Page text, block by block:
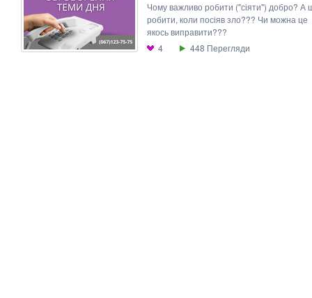
Чому важливо робити ("сіяти") добро? А
робити, коли посіяв зло??? Чи можна це
якось виправити???
4
448 Перегляди